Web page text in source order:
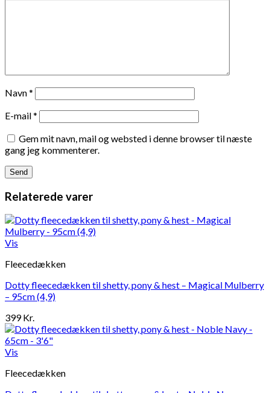
Navn*
E-mail*
Gem mit navn, mail og websted i denne browser til næste
gang jeg kommenterer.
Relaterede varer
Vis
Fleecedækken
Dotty fleecedækken til shetty, pony & hest – Magical Mulberry
– 95cm (4,9)
399Kr.
Vis
Fleecedækken